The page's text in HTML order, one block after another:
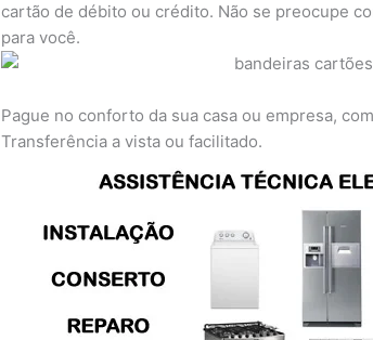
cartão de débito ou crédito. Não se preocupe
para você.
Pague no conforto da sua casa ou empresa,
Transferência a vista ou facilitado.